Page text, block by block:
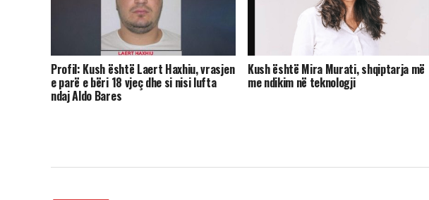
Profil: Kush është Laert Haxhiu, vrasjen
e parë e bëri 18 vjeç dhe si nisi lufta
ndaj Aldo Bares
Kush është Mira Murati, shqiptarja më
me ndikim në teknologji